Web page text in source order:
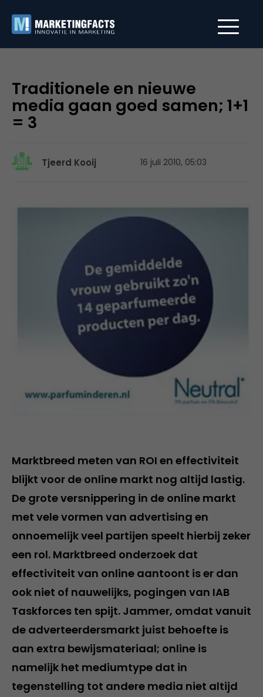
Traditionele en nieuwe
media gaan goed samen; 1+1
= 3
Tjeerd Kooij 16 juli 2010, 05:03
Marktbreed meten van ROI en effectiviteit
blijkt voor de online markt nog altijd lastig.
De grote versnippering in de online markt
met vele vormen van advertising en
onnoemelijk veel partijen speelt hierbij zeker
een rol. Marktbreed onderzoek dat
effectiviteit van online aantoont is er dan
ook niet of nauwelijks, pogingen van IAB
Taskforces ten spijt. Jammer, omdat vanuit
de adverteerdersmarkt juist behoefte is
aan extra bewijsmateriaal; online is
namelijk het mediumtype dat in
tegenstelling tot andere media niet altijd